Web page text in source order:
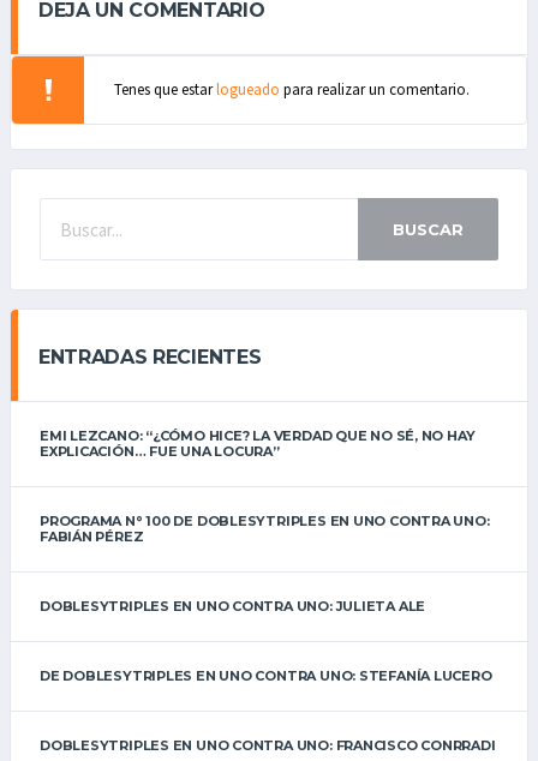
DEJA UN COMENTARIO
Tenes que estarlogueado para realizar un comentario.
BUSCAR
ENTRADAS RECIENTES
EMI LEZCANO: “¿CÓMO HICE? LA VERDAD QUE NO SÉ, NO HAY
EXPLICACIÓN… FUE UNA LOCURA”
PROGRAMA N° 100 DE DOBLESYTRIPLES EN UNO CONTRA UNO:
FABIÁN PÉREZ
DOBLESYTRIPLES EN UNO CONTRA UNO: JULIETA ALE
DE DOBLESYTRIPLES EN UNO CONTRA UNO: STEFANÍA LUCERO
DOBLESYTRIPLES EN UNO CONTRA UNO: FRANCISCO CONRRADI